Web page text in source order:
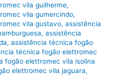
vila guilherme,
vila gumercindo,
vila gustavo,assistência
,assistência
,assistência técnica fogão
técnica fogão elettromec
fogão elettromec vila isolina
elettromec vila jaguara,